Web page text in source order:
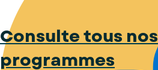
Consulte tous nos
programmes